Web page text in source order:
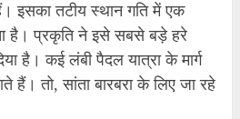
इसका तटीय स्थान गति में एक
है। प्रकृति ने इसे सबसे बड़े हरे
है। कई लंबी पैदल यात्रा के मार्ग
हैं। तो, सांता बारबरा के लिए जा रहे